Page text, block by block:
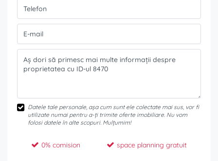
Datele tale personale, așa cum sunt ele colectate mai sus, vor fi
utilizate numai pentru a-ți trimite oferte imobiliare. Nu vom
folosi datele în alte scopuri. Mulțumim!
0% comision space planning gratuit